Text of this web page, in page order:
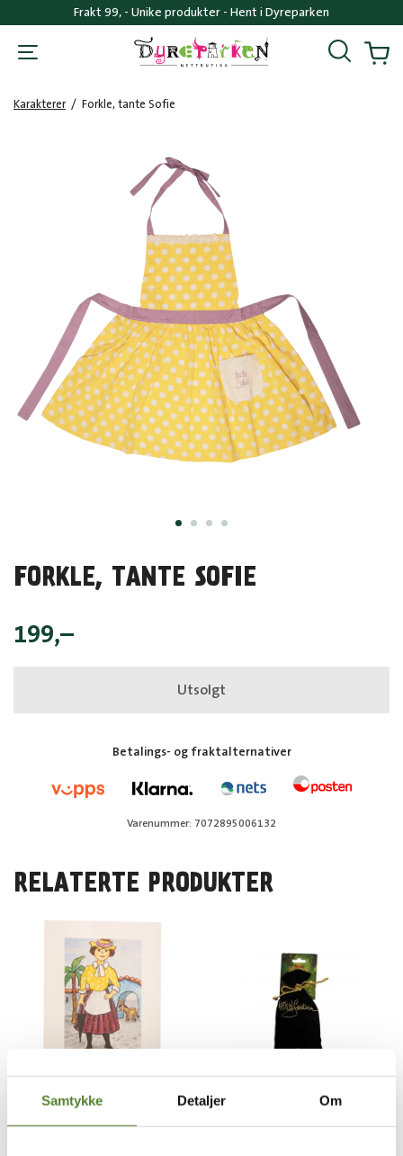
Samtykke Detaljer Om
Frakt 99, - Unike produkter - Hent i Dyreparken
Søk
Karakterer / Forkle, tante Sofie
FORKLE, TANTE SOFIE
199,–
Utsolgt
Betalings- og fraktalternativer
Varenummer: 7072895006132
RELATERTE PRODUKTER